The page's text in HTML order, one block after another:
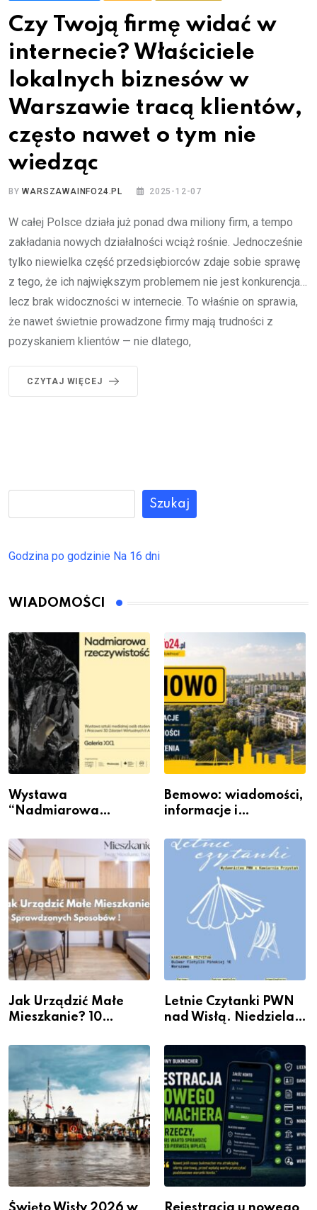
Czy Twoją firmę widać w
internecie? Właściciele
lokalnych biznesów w
Warszawie tracą klientów,
często nawet o tym nie
wiedząc
BYWARSZAWAINFO24.PL 2025-12-07
W całej Polsce działa już ponad dwa miliony firm, a tempo
zakładania nowych działalności wciąż rośnie. Jednocześnie
tylko niewielka część przedsiębiorców zdaje sobie sprawę
z tego, że ich największym problemem nie jest konkurencja…
lecz brak widoczności w internecie. To właśnie on sprawia,
że nawet świetnie prowadzone firmy mają trudności z
pozyskaniem klientów — nie dlatego,
CZYTAJ WIĘCEJ
Szukaj
Godzina po godzinie Na 16 dni
WIADOMOŚCI
Wystawa
“Nadmiarowa
Galerii XX1
Bemowo: wiadomości,
informacje i
Jak Urządzić Małe
Mieszkanie? 10
Przestrzeni Bez
Kosztownego Remontu
Letnie Czytanki PWN
nad Wisłą. Niedziela z
dla siebie